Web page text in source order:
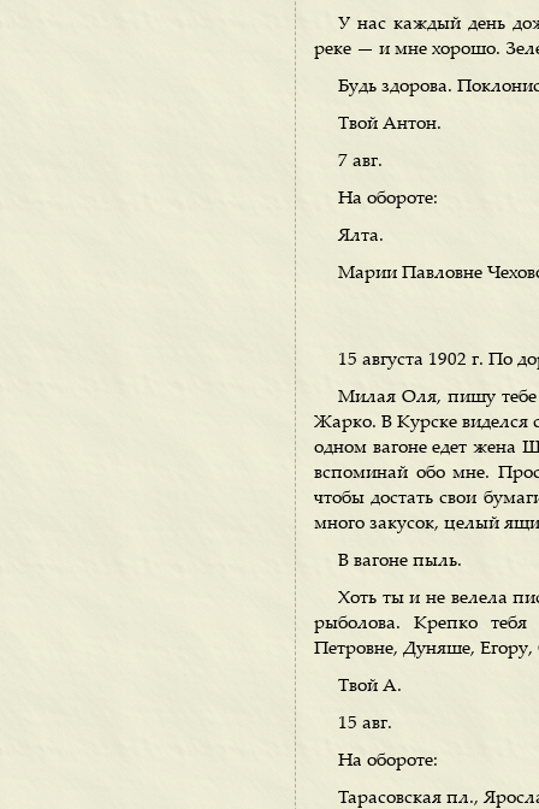
У нас каждый день
реке — и мне хорошо.
Будь здорова.
Твой Антон.
7 авг.
На обороте:
Ялта.
Марии Павловне
15 августа 1902 г. По
Милая Оля, пишу тебе
Жарко. В Курске виделся
одном вагоне едет жена
вспоминай обо мне.
чтобы достать свои
много закусок, целый
В вагоне пыль.
Хоть ты и не велела
рыболова. Крепко тебя
Петровне, Дуняше,
Твой А.
15 авг.
На обороте:
Тарасовская пл.,